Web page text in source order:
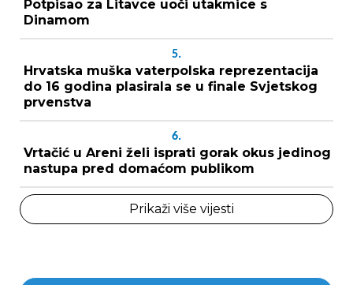
Potpisao za Litavce uoči utakmice s
Dinamom
5.
Hrvatska muška vaterpolska reprezentacija
do 16 godina plasirala se u finale Svjetskog
prvenstva
6.
Vrtačić u Areni želi isprati gorak okus jedinog
nastupa pred domaćom publikom
Prikaži više vijesti